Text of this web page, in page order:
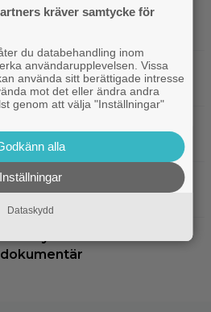
regissören om
tillhörde ingen”
är redan klara… och det
medger: Gör dåliga
hög nog
– här är Netflix nya
kräver samtycke för
du databehandling inom
användarupplevelsen. Vissa
använda sitt berättigade intresse
mot det eller ändra andra
genom att välja "Inställningar"
alla
Inställningar
Dataskydd